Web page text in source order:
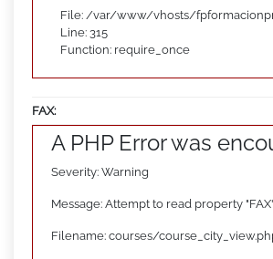
File: /var/www/vhosts/
Line: 315
Function: require_once
FAX:
A PHP Error was
Severity: Warning
Message: Attempt to read property
Filename: courses/